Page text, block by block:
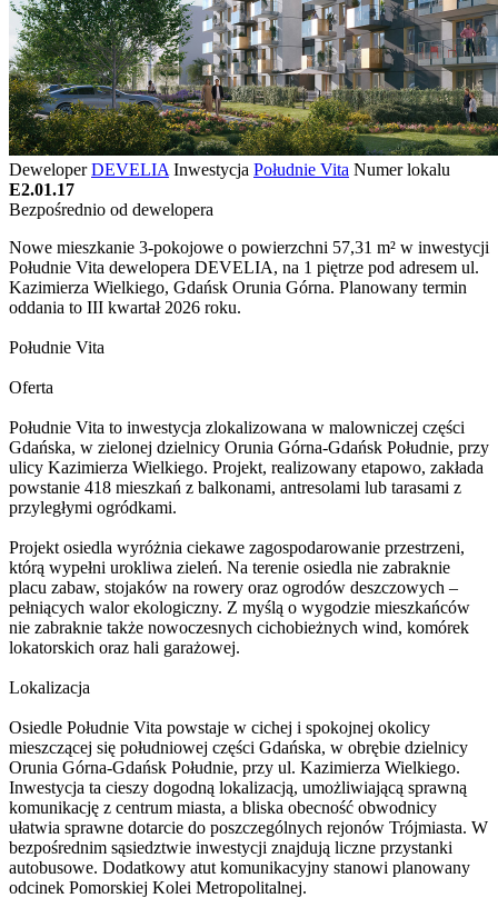
Deweloper DEVELIA Inwestycja Południe Vita Numer lokalu
E2.01.17
Bezpośrednio od dewelopera
Nowe mieszkanie 3-pokojowe o powierzchni 57,31 m² w inwestycji
Południe Vita dewelopera DEVELIA, na 1 piętrze pod adresem ul.
Kazimierza Wielkiego, Gdańsk Orunia Górna. Planowany termin
oddania to III kwartał 2026 roku.
Południe Vita
Oferta
Południe Vita to inwestycja zlokalizowana w malowniczej części
Gdańska, w zielonej dzielnicy Orunia Górna-Gdańsk Południe, przy
ulicy Kazimierza Wielkiego. Projekt, realizowany etapowo, zakłada
powstanie 418 mieszkań z balkonami, antresolami lub tarasami z
przyległymi ogródkami.
Projekt osiedla wyróżnia ciekawe zagospodarowanie przestrzeni,
którą wypełni urokliwa zieleń. Na terenie osiedla nie zabraknie
placu zabaw, stojaków na rowery oraz ogrodów deszczowych –
pełniących walor ekologiczny. Z myślą o wygodzie mieszkańców
nie zabraknie także nowoczesnych cichobieżnych wind, komórek
lokatorskich oraz hali garażowej.
Lokalizacja
Osiedle Południe Vita powstaje w cichej i spokojnej okolicy
mieszczącej się południowej części Gdańska, w obrębie dzielnicy
Orunia Górna-Gdańsk Południe, przy ul. Kazimierza Wielkiego.
Inwestycja ta cieszy dogodną lokalizacją, umożliwiającą sprawną
komunikację z centrum miasta, a bliska obecność obwodnicy
ułatwia sprawne dotarcie do poszczególnych rejonów Trójmiasta. W
bezpośrednim sąsiedztwie inwestycji znajdują liczne przystanki
autobusowe. Dodatkowy atut komunikacyjny stanowi planowany
odcinek Pomorskiej Kolei Metropolitalnej.